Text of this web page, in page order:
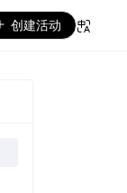
创建活动